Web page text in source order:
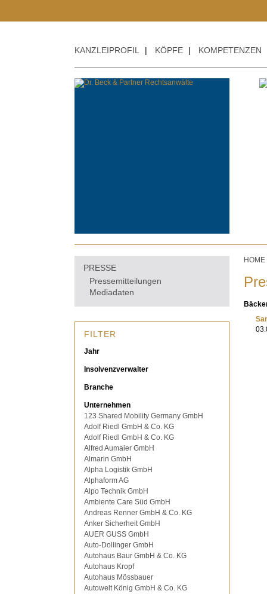
KANZLEIPROFIL | KÖPFE | KOMPETENZEN
PRESSE
Pressemitteilungen
Mediadaten
FILTER
Jahr
Insolvenzverwalter
Branche
Unternehmen
123 Shared Mobility Germany GmbH
Adolf Riedl GmbH & Co. KG
Adolf Riedl GmbH & Co. KG
Alfred Aumaier GmbH
Almarin GmbH
Alpha Logistik GmbH
Alphaform AG
Alpo Technik GmbH
Ambiente Care Süd GmbH
Andreas Renner GmbH & Co. KG
Anker Sicherheit GmbH
AUER GUSS GmbH
Auto-Dollinger GmbH
Autohaus Baur GmbH & Co. KG
Autohaus Kropf
Autohaus Mössbauer
Autowelt König GmbH & Co. KG
HOME